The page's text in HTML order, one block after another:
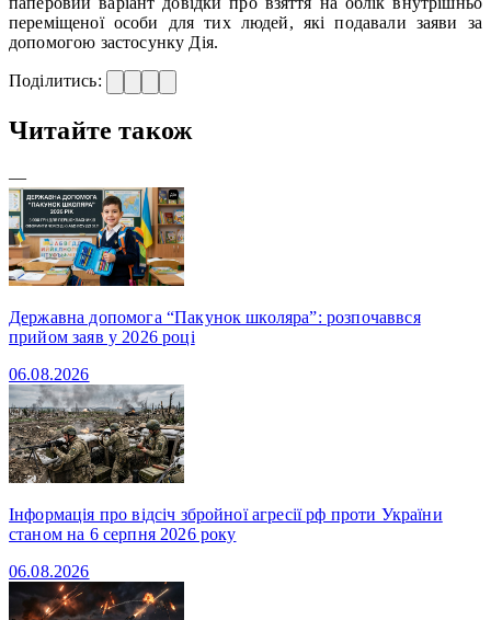
переміщеної особи для тих людей, які подавали заяви за
допомогою застосунку Дія.
Поділитись:
Читайте також
—
Державна допомога “Пакунок школяра”: розпочаввся
прийом заяв у 2026 році
06.08.2026
Інформація про відсіч збройної агресії рф проти України
станом на 6 серпня 2026 року
06.08.2026